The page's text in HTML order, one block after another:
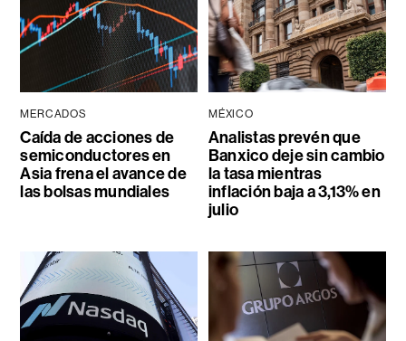
MERCADOS
Caída de acciones de
semiconductores en
Asia frena el avance de
las bolsas mundiales
MÉXICO
Analistas prevén que
Banxico deje sin cambio
la tasa mientras
inflación baja a 3,13% en
julio